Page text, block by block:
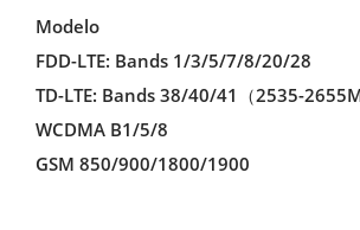
Modelo
FDD-LTE: Bands 1/3/5/7/8/20/28
TD-LTE: Bands 38/40/41（2535-
WCDMA B1/5/8
GSM 850/900/1800/1900